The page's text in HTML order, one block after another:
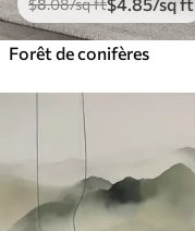
Forêt de conifères